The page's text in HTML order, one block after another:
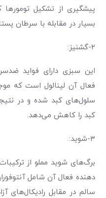
پیشگیری از تشکیل
بسیار در مقابله با سرطان
۲-گشنیز:
این سبزی دارای فواید
فعال آن لینالول است که
سلول‌های کبد شده و در
کبد را کاهش می‌دهد.
۳-شوید:
برگ‌های شوید مملو از
دهنده فعال آن شامل
سالم در مقابل رادیکال‌های